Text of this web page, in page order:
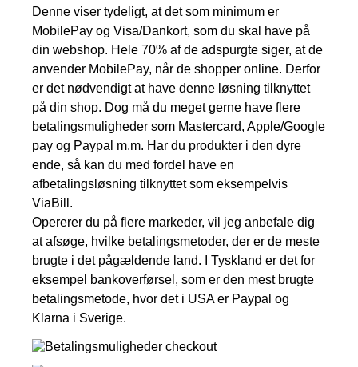
Denne viser tydeligt, at det som minimum er
MobilePay og Visa/Dankort, som du skal have på
din webshop. Hele 70% af de adspurgte siger, at de
anvender MobilePay, når de shopper online. Derfor
er det nødvendigt at have denne løsning tilknyttet
på din shop. Dog må du meget gerne have flere
betalingsmuligheder som Mastercard, Apple/Google
pay og Paypal m.m. Har du produkter i den dyre
ende, så kan du med fordel have en
afbetalingsløsning tilknyttet som eksempelvis
ViaBill.
Opererer du på flere markeder, vil jeg anbefale dig
at afsøge, hvilke betalingsmetoder, der er de meste
brugte i det pågældende land. I Tyskland er det for
eksempel bankoverførsel, som er den mest brugte
betalingsmetode, hvor det i USA er Paypal og
Klarna i Sverige.